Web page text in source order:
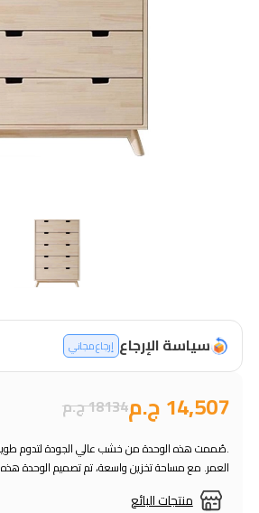
سياسة الإرجاع إرجاع مجاني
14,507 ج.م 18134 ج.م
منتجات البائع
.صُممت هذه الوحدة من خشب عالي الجودة لتدوم
العمر. مع مساحة تخزين واسعة، تم تصميم الوحدة